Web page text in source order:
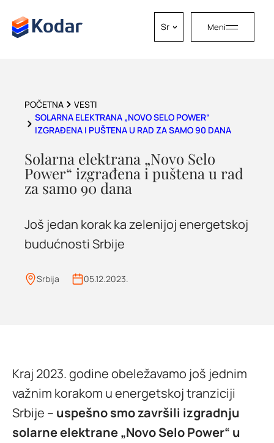
Sr Meni
POČETNA
VESTI
SOLARNA ELEKTRANA „NOVO SELO POWER“
IZGRAĐENA I PUŠTENA U RAD ZA SAMO 90 DANA
Solarna elektrana „Novo Selo
Power“ izgrađena i puštena u rad
za samo 90 dana
Još jedan korak ka zelenijoj energetskoj
budućnosti Srbije
Srbija 05.12.2023.
Kraj 2023. godine obeležavamo još jednim
važnim korakom u energetskoj tranziciji
Srbije – uspešno smo završili izgradnju
solarne elektrane „Novo Selo Power“ u